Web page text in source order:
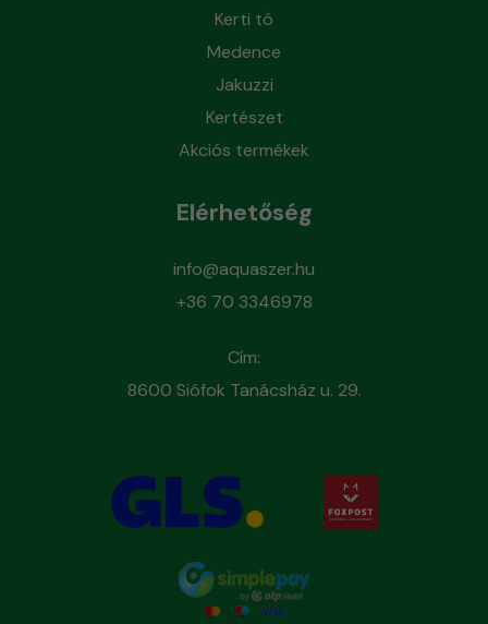
Kerti tó
Medence
Jakuzzi
Kertészet
Akciós termékek
Elérhetőség
info@aquaszer.hu
+36 70 3346978
Cím:
8600 Siófok Tanácsház u. 29.